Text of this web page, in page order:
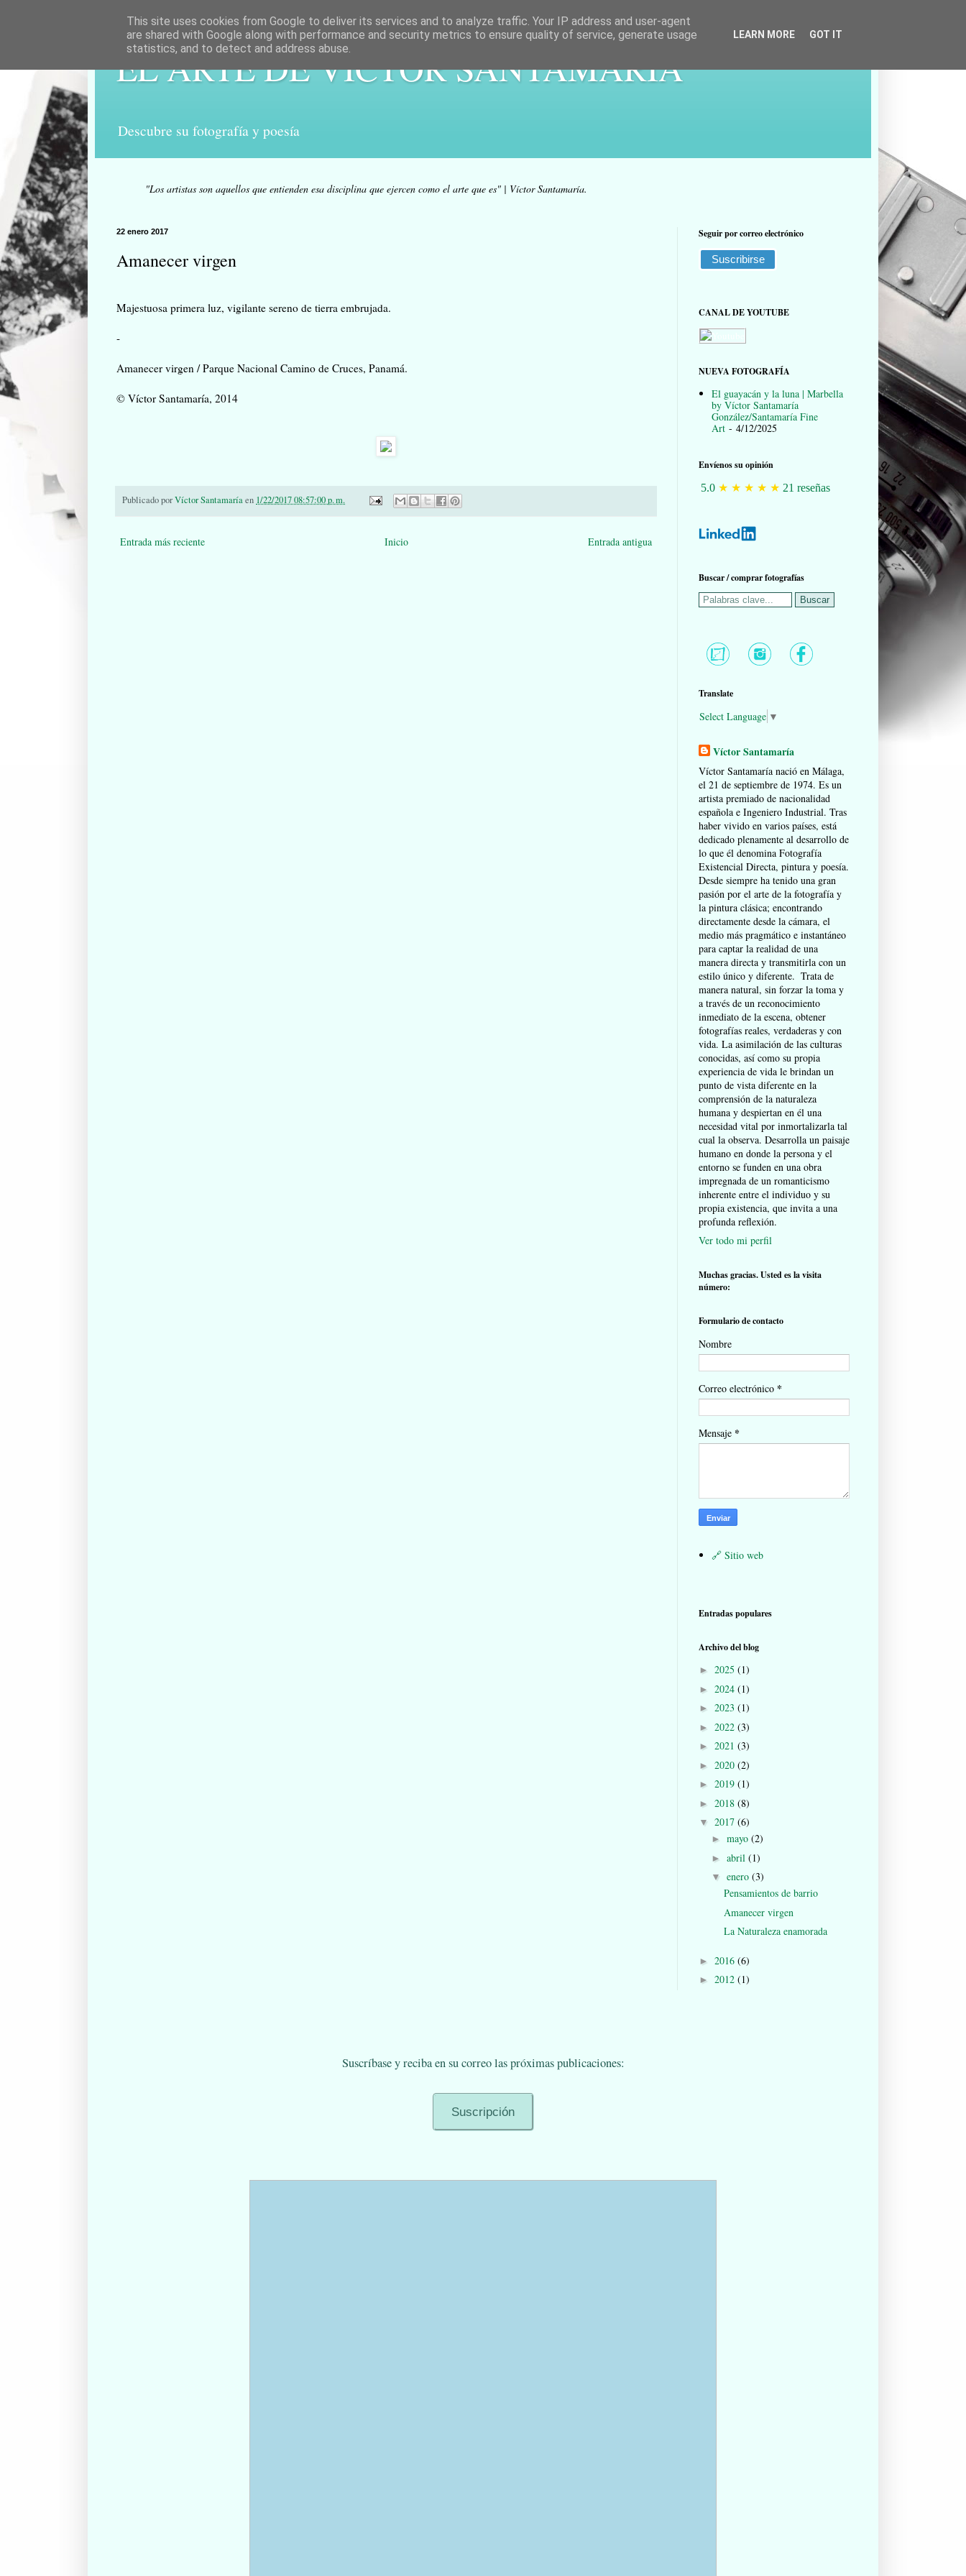
EL ARTE DE VÍCTOR SANTAMARÍA
Descubre su fotografía y poesía
"Los artistas son aquellos que entienden esa disciplina que ejercen como el arte que es" | Víctor Santamaría.
22 enero 2017
Amanecer virgen
Majestuosa primera luz, vigilante sereno de tierra embrujada.
-
Amanecer virgen / Parque Nacional Camino de Cruces, Panamá.
© Víctor Santamaría, 2014
Publicado porVíctor Santamaríaen 1/22/2017 08:57:00 p. m.
Entrada más reciente Entrada antigua
Inicio
Seguir por correo electrónico
CANAL DE YOUTUBE
NUEVA FOTOGRAFÍA
El guayacán y la luna | Marbella
by Víctor Santamaría
González/Santamaría Fine
Art- 4/12/2025
Envíenos su opinión
5.0 ★ ★ ★ ★ ★ 21 reseñas
Buscar / comprar fotografías
Translate
Select Language ▼
Víctor Santamaría
Víctor Santamaría nació en Málaga,
el 21 de septiembre de 1974. Es un
artista premiado de nacionalidad
española e Ingeniero Industrial. Tras
haber vivido en varios países, está
dedicado plenamente al desarrollo de
lo que él denomina Fotografía
Existencial Directa, pintura y poesía.
Desde siempre ha tenido una gran
pasión por el arte de la fotografía y
la pintura clásica; encontrando
directamente desde la cámara, el
medio más pragmático e instantáneo
para captar la realidad de una
manera directa y transmitirla con un
estilo único y diferente. Trata de
manera natural, sin forzar la toma y
a través de un reconocimiento
inmediato de la escena, obtener
fotografías reales, verdaderas y con
vida. La asimilación de las culturas
conocidas, así como su propia
experiencia de vida le brindan un
punto de vista diferente en la
comprensión de la naturaleza
humana y despiertan en él una
necesidad vital por inmortalizarla tal
cual la observa. Desarrolla un paisaje
humano en donde la persona y el
entorno se funden en una obra
impregnada de un romanticismo
inherente entre el individuo y su
propia existencia, que invita a una
profunda reflexión.
Ver todo mi perfil
Muchas gracias. Usted es la visita
número:
Formulario de contacto
Nombre
Correo electrónico *
Mensaje *
Sitio web
Entradas populares
Archivo del blog
► 2025 (1)
► 2024 (1)
► 2023 (1)
► 2022 (3)
► 2021 (3)
► 2020 (2)
► 2019 (1)
► 2018 (8)
▼ 2017 (6)
► mayo (2)
► abril (1)
▼ enero (3)
Pensamientos de barrio
Amanecer virgen
La Naturaleza enamorada
► 2016 (6)
► 2012 (1)
Suscríbase y reciba en su correo las próximas publicaciones:
This site uses cookies from Google to deliver its services and to analyze traffic. Your IP address and user-agent
are shared with Google along with performance and security metrics to ensure quality of service, generate usage
statistics, and to detect and address abuse.
LEARN MORE GOT IT